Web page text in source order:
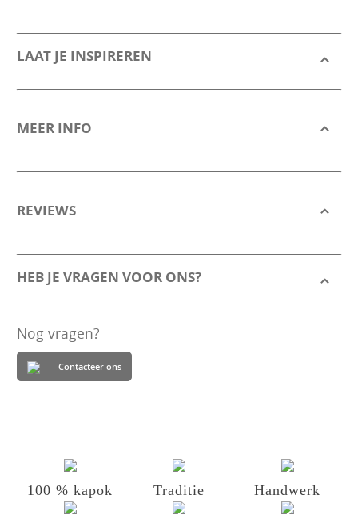
LAAT JE INSPIREREN
MEER INFO
REVIEWS
HEB JE VRAGEN VOOR ONS?
Nog vragen?
Contacteer ons
100 % kapok Traditie Handwerk